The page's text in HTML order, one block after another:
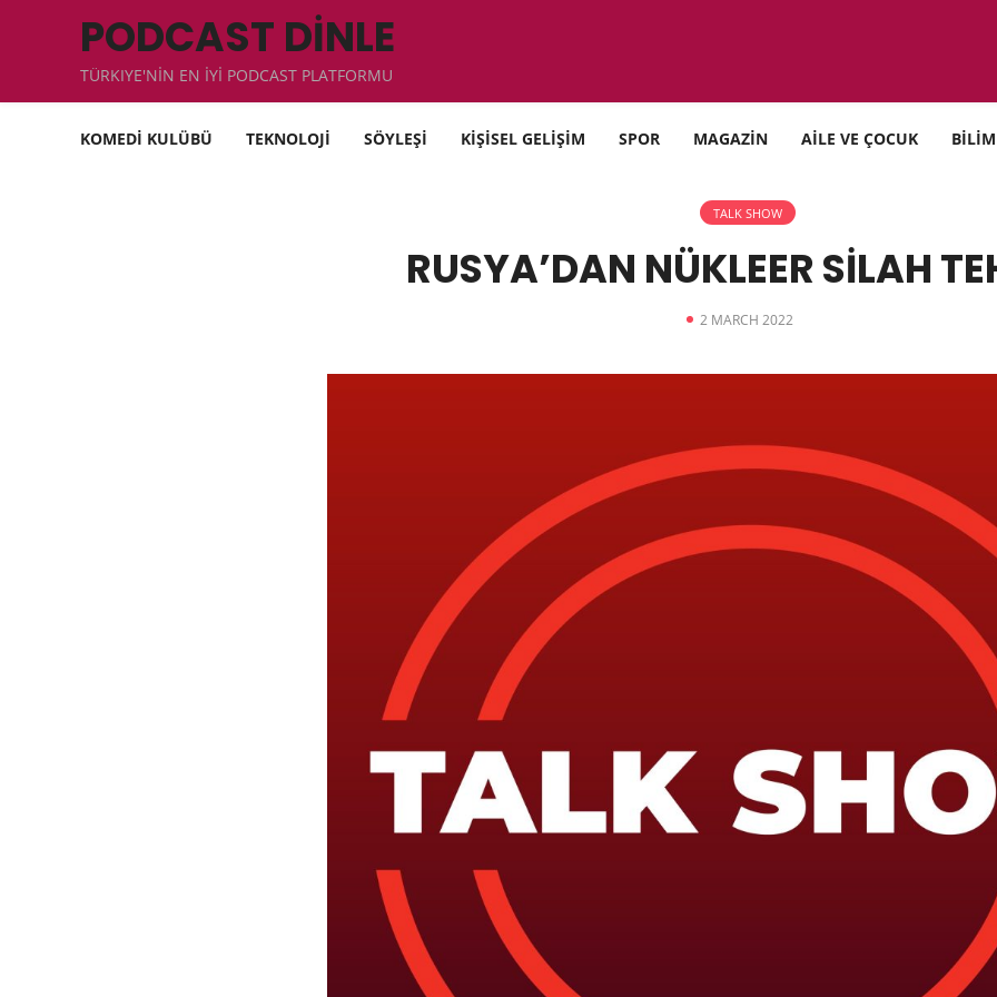
PODCAST DİNLE
TÜRKIYE'NİN EN İYİ PODCAST PLATFORMU
KOMEDİ KULÜBÜ TEKNOLOJİ SÖYLEŞİ KİŞİSEL GELİŞİM SPOR MAGAZİN AİLE VE ÇOCUK BİLİM
TALK SHOW
RUSYA’DAN NÜKLEER SİLAH
2 MARCH 2022